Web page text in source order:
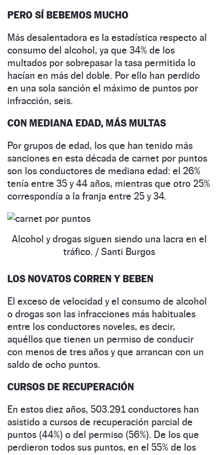
PERO SÍ BEBEMOS MUCHO
Más desalentadora es la estadística respecto al
consumo del alcohol, ya que 34% de los
multados por sobrepasar la tasa permitida lo
hacían en más del doble. Por ello han perdido
en una sola sanción el máximo de puntos por
infracción, seis.
CON MEDIANA EDAD, MÁS MULTAS
Por grupos de edad, los que han tenido más
sanciones en esta década de carnet por puntos
son los conductores de mediana edad: el 26%
tenía entre 35 y 44 años, mientras que otro 25%
correspondía a la franja entre 25 y 34.
Alcohol y drogas siguen siendo una lacra en el
tráfico. / Santi Burgos
LOS NOVATOS CORREN Y BEBEN
El exceso de velocidad y el consumo de alcohol
o drogas son las infracciones más habituales
entre los conductores noveles, es decir,
aquéllos que tienen un permiso de conducir
con menos de tres años y que arrancan con un
saldo de ocho puntos.
CURSOS DE RECUPERACIÓN
En estos diez años, 503.291 conductores han
asistido a cursos de recuperación parcial de
puntos (44%) o del permiso (56%). De los que
perdieron todos sus puntos, en el 55% de los